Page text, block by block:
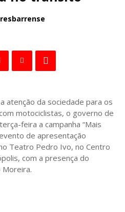
atenção da sociedade para os
motociclistas, o governo de
feira a campanha “Mais
de apresentação
Teatro Pedro Ivo, no Centro
com a presença do
Moreira.